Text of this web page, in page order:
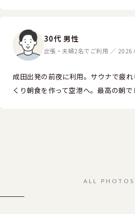
30代 男性
出張・夫婦2名でご利用 ／
成田出発の前夜に利用。サウナで疲
くり朝食を作って空港へ。最高の朝で
ALL PHOTOS